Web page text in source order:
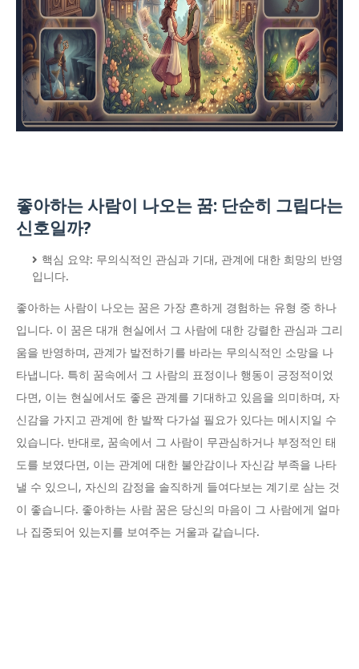
좋아하는 사람이 나오는 꿈: 단순히 그립다는
신호일까?
핵심 요약: 무의식적인 관심과 기대, 관계에 대한 희망의 반영
입니다.
좋아하는 사람이 나오는 꿈은 가장 흔하게 경험하는 유형 중 하나
입니다. 이 꿈은 대개 현실에서 그 사람에 대한 강렬한 관심과 그리
움을 반영하며, 관계가 발전하기를 바라는 무의식적인 소망을 나
타냅니다. 특히 꿈속에서 그 사람의 표정이나 행동이 긍정적이었
다면, 이는 현실에서도 좋은 관계를 기대하고 있음을 의미하며, 자
신감을 가지고 관계에 한 발짝 다가설 필요가 있다는 메시지일 수
있습니다. 반대로, 꿈속에서 그 사람이 무관심하거나 부정적인 태
도를 보였다면, 이는 관계에 대한 불안감이나 자신감 부족을 나타
낼 수 있으니, 자신의 감정을 솔직하게 들여다보는 계기로 삼는 것
이 좋습니다. 좋아하는 사람 꿈은 당신의 마음이 그 사람에게 얼마
나 집중되어 있는지를 보여주는 거울과 같습니다.